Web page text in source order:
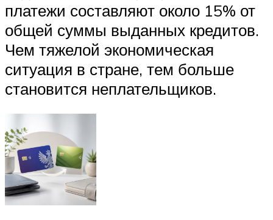
платежи составляют около 15% от
общей суммы выданных кредитов.
Чем тяжелой экономическая
ситуация в стране, тем больше
становится неплательщиков.